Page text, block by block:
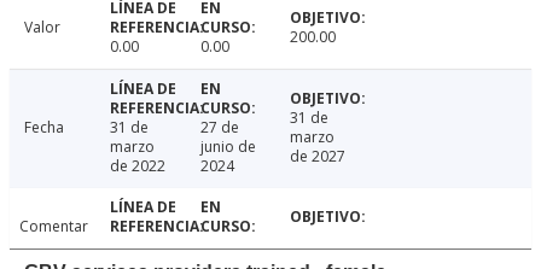
Valor
0.00
0.00 200.00
Fecha
31 de
marzo
de 2022
27 de
junio de
2024
31 de
marzo
de 2027
Comentar